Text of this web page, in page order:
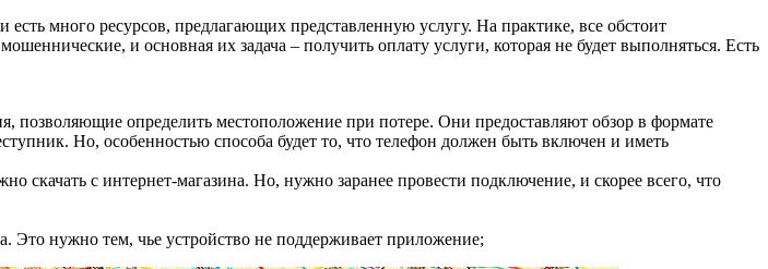
много ресурсов, предлагающих представленную услугу. На практике, все обстоит
и основная их задача – получить оплату услуги, которая не будет выполняться. Есть
определить местоположение при потере. Они предоставляют обзор в формате
Но, особенностью способа будет то, что телефон должен быть включен и иметь
скачать с интернет-магазина. Но, нужно заранее провести подключение, и скорее всего, что
нужно тем, чье устройство не поддерживает приложение;